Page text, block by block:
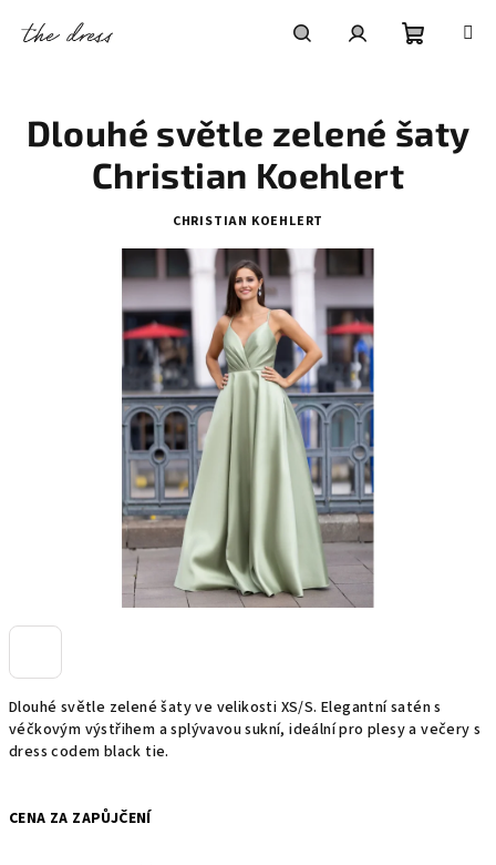
košík
Dlouhé světle zelené šaty ve velikosti XS/S. Elegantní satén s
véčkovým výstřihem a splývavou sukní, ideální pro plesy a večery s
dress codem black tie.
CENA ZA ZAPŮJČENÍ
Dlouhé světle zelené šaty
Christian Koehlert
CHRISTIAN KOEHLERT